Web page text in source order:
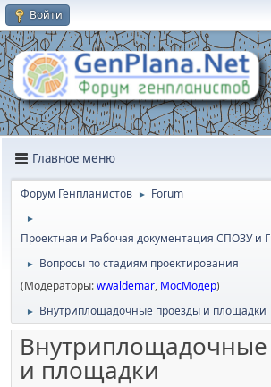
Войти
Главное меню
Форум Генпланистов ► Forum
►
Проектная и Рабочая документация СПОЗУ и
►
Вопросы по стадиям проектирования
(Модераторы:wwaldemar, МосМодер)
► Внутриплощадочные проезды и площадки
и площадки